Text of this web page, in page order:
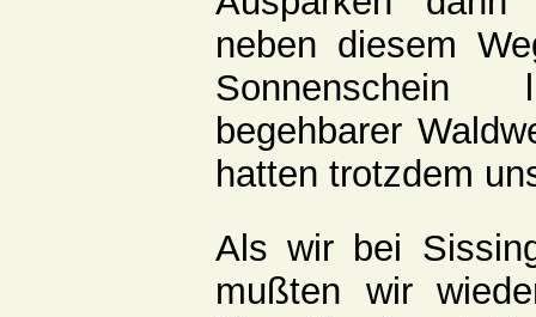
neben diesem
begehbarer
hatten trotzdem
Als wir bei
mußten wir